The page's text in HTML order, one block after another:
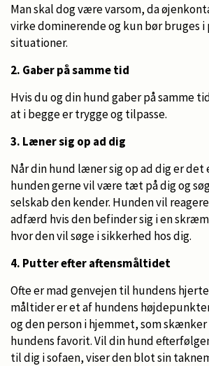
Man skal dog være varsom, da
virke dominerende og kun bør bruges i
situationer.
2. Gaber på samme tid
Hvis du og din hund gaber på samme
at i begge er trygge og tilpasse.
3. Læner sig op ad dig
Når din hund læner sig op ad dig er det
hunden gerne vil være tæt på dig og
selskab den kender. Hunden vil
adfærd hvis den befinder sig i en
hvor den vil søge i sikkerhed hos dig.
4. Putter efter aftensmåltidet
Ofte er mad genvejen til hundens
måltider er et af hundens
og den person i hjemmet, som
hundens favorit. Vil din hund
til dig i sofaen, viser den blot sin